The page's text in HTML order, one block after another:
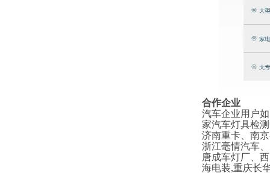
合作企业
汽车企业用户
家汽车灯具检
济南重卡、南
浙江毫情汽车
唐成车灯厂、
海电装,重庆长